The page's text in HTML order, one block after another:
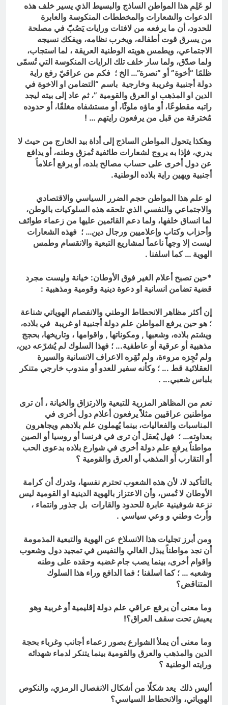
لو عَلِم هذا المواطن الساذج والبسيط الذي يسير خلف هذه
الدعوات والشعارات والمخططات المنكوسة والعابرة
للحدود، أن ما يرفعه من لافتات ورايات يَصُبّ في مصلحة
من يسرق قوت أطفاله، ويخرب نظامه، ويفكك نسيجه
الاجتماعي، ويطمس هويته الوطنية العريقة ، لما استجاب،
ولما صدّق، ولما سار خلف تلك الرايات المنكوسة التي تُسمّى
ظلمًا “أخوة” أو “نصرة”… الخ ؛ فكم من عراقيّ رفع راية
دولة أجنبية وغريبة وخارجية باسم “التضامن او الاخوة في
الدين او المذهب او العرق والقومية ”، ثم عاد إلى بيته ليجد
راتبه مقطوعًا، أو ماؤه ملوثًا، أو مستشفاه مغلقًا، أو حدوده
مُخترقة من قبل من يرفعون رايتهم … !
وهكذا يتحول المواطن الساذج إلى أداة بيد الخارج من حيث لا
يدري، فإذا به يروج لشعارات طائفية تُمزق وطنه، أو يدافع
عن دول أخرى على حساب مصالح بلده، أو يرفع أعلاماً
أجنبية ويهين راية بلاده الوطنية.
لو علم هذا المواطن حجم الضرر السياسي والاقتصادي
والاجتماعي والنفسي الذي تلحقه هذه السلوكيات بالوطن،
لما انساق خلفها، ولما دعم القائمين عليها من زعماء طوائف
وأحزاب وكتاب وإعلاميين ورجال دين… ؛ فهذه الشعارات
ليست إلا وجهاً ناعماً لمشاريع التبعية والانقسام وطمس
الهوية … كما اسلفنا .
*حين تصبح أعلام الغير فوق الأوطان: خيانة وليست مجرد
قضية تضامن انسانية او دعوة دينية وقومية ومذهبية :
إن أكثر مظاهر الانحطاط الوطني والانفصام الهوياتي شناعة
؛ هو حين يرفع المواطن علم دولة أجنبية او غريبة في بلاده،
ويشتم بلاده، وشعبها , ومكوناتها , واقوامها ، وتاريخها، بحجج
مذهبية أو عرقية أو عاطفية... ؛ فهذا السلوك لم يُشرّعه دين،
ولم تُجِزه مروءة، ولم تُقِره الاعراف الانسانية والسيرة
العقلائية قط ... ؛ وكأنه سفير للعدو أو مندوب خارجي متنكر
بلباس شعبي... .
نعم من المظاهر المزرية للتبعية والارتزاق والخيانة ، أن ترى
مواطنين عراقيين مثلاً يرفعون أعلام دول أخرى في
المناسبات والفعاليات، بينما يُهملون علم بلادهم ويجاهرون
بعداوته… ؛ فهل يُعقل أن ترى في فرنسا أو روسيا أو الصين
مواطناً يرفع علم دولة أخرى في شوارع بلاده بدعوى الحب
أو التقارب أو المذهب أو العرق والقومية ؟
بالتأكيد لا، لأن هذه الشعوب تحترم نفسها، وتدرك أن كرامة
الأوطان لا تُمس، وأن الاعتزاز بالهوية الدينية او القومية ليس
نزعة شوفينية عابرة للحدود والقارات بل جذور وانتماء ،
وأرث وطني و وعي سياسي .
ومن أبرز تجليات هذا الانسلاخ عن الهوية والتبعية المذمومة
أن نجد مواطناً يبذل الغالي والنفيس في تمجيد دول وشعوب
واقوام أخرى، بينما يصب جام غضبه وحقده على وطنه
وشعبه … ؛ كما اسلفنا ؛ فما الدافع وراء هذا السلوك
المتناقض؟
وما معنى أن يرفع عراقي علم دولة إقليمية أو غربية وهو
يعيش تحت سقف العراق؟!
وما معنى أن يملأ الشوارع بصور زعماء أجانب وغرباء بحجة
الدين والمذهب والعرق والقومية بينما يتنكر لدماء شهدائه
ورايته الوطنية ؟
أليس ذلك يعد شكلًا من أشكال الانفصال الرمزي، والنكوص
الهوياتي، والانحطاط السياسي؟